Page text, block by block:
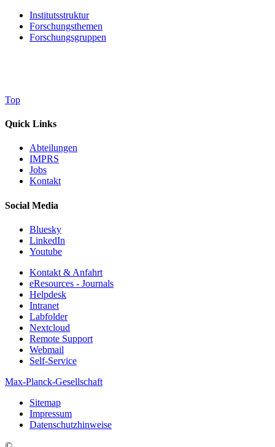
Institutsstruktur
Forschungsthemen
Forschungsgruppen
Top
Quick Links
Abteilungen
IMPRS
Jobs
Kontakt
Social Media
Bluesky
LinkedIn
Youtube
Kontakt & Anfahrt
eResources - Journals
Helpdesk
Intranet
Labfolder
Nextcloud
Remote Support
Webmail
Self-Service
Max-Planck-Gesellschaft
Sitemap
Impressum
Datenschutzhinweise